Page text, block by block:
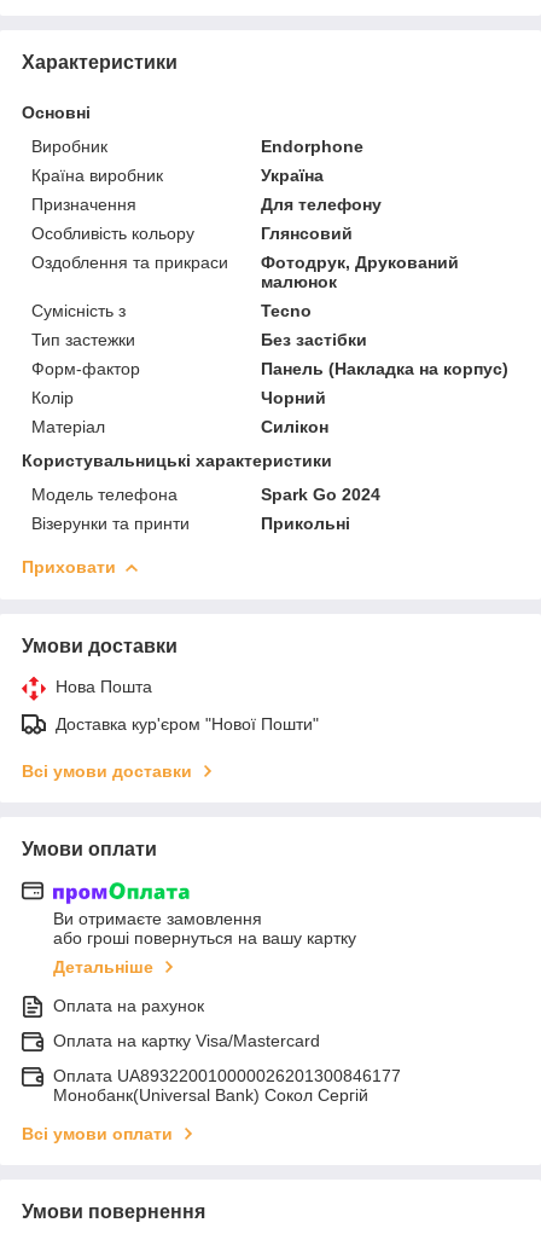
Характеристики
Основні
Виробник
Endorphone
Країна виробник
Україна
Призначення
Для телефону
Особливість кольору
Глянсовий
Оздоблення та прикраси
Фотодрук, Друкований
малюнок
Сумісність з
Tecno
Тип застежки
Без застібки
Форм-фактор
Панель (Накладка на корпус)
Колір
Чорний
Матеріал
Силікон
Користувальницькі характеристики
Модель телефона
Spark Go 2024
Візерунки та принти
Прикольні
Приховати
Умови доставки
Нова Пошта
Доставка кур'єром "Нової Пошти"
Всі умови доставки
Умови оплати
Ви отримаєте замовлення
або гроші повернуться на вашу картку
Детальніше
Оплата на рахунок
Оплата на картку Visa/Mastercard
Оплата UA893220010000026201300846177
Монобанк(Universal Bank) Сокол Сергій
Всі умови оплати
Умови повернення